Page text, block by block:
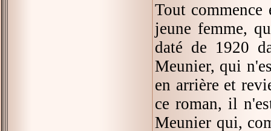
Tout commence
jeune femme,
daté de 1920
Meunier, qui
en arrière et
ce roman, il
Meunier qui,